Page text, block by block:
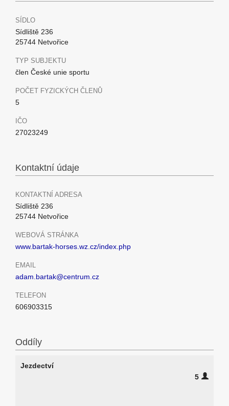
SÍDLO
Sídliště 236
25744 Netvořice
TYP SUBJEKTU
člen České unie sportu
POČET FYZICKÝCH ČLENŮ
5
IČO
27023249
Kontaktní údaje
KONTAKTNÍ ADRESA
Sídliště 236
25744 Netvořice
WEBOVÁ STRÁNKA
www.bartak-horses.wz.cz/index.php
EMAIL
adam.bartak@centrum.cz
TELEFON
606903315
Oddíly
Jezdectví
5